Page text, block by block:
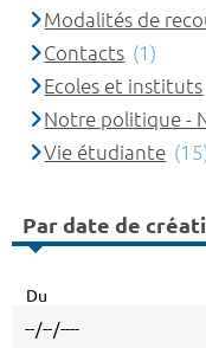
Modalités de
Contacts (1)
Ecoles et instituts
Notre politique -
Vie étudiante
Par date de
Du